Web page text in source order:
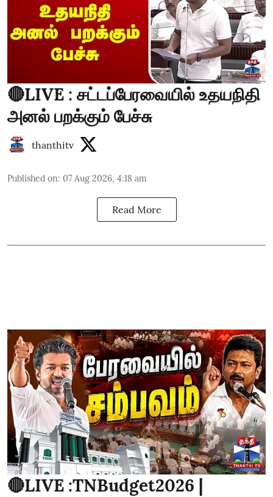
🔴LIVE : சட்டப்பேரவையில் உதயநிதி
அனல் பறக்கும் பேச்சு
thanthitv
Published on: 07 Aug 2026, 4:18 am
Read More
🔴LIVE :TNBudget2026 |